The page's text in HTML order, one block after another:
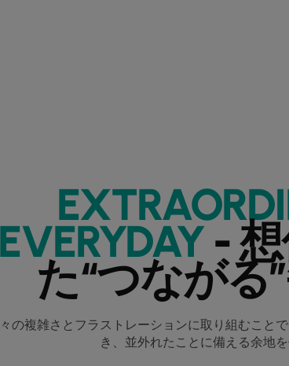
EVERYDAY -
た“つながる
の複雑さとフラストレーションに取り組むこと
き、並外れたことに備える余地を